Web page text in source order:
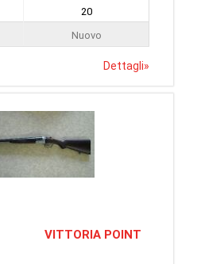
20
Nuovo
Dettagli»
VITTORIA POINT